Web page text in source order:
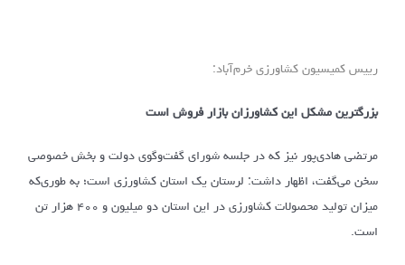
رییس کمیسیون کشاورزی خرم‌آباد:
بزرگترین مشکل این کشاورزان بازار فروش است
مرتضی هادی‌پور نیز که در جلسه شورای گفت‌وگوی دولت و بخش خصوصی
سخن می‌گفت، اظهار داشت: لرستان یک استان کشاورزی است؛ به طوری‌که
میزان تولید محصولات کشاورزی در این استان دو میلیون و ۴۰۰ هزار تن
است.